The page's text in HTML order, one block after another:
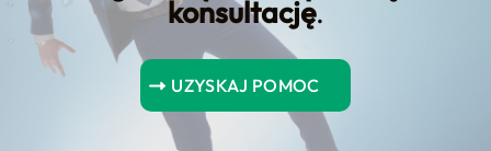
konsultację.
UZYSKAJ POMOC
konsumencka od kiedy obowiązuje? Ta
podstrona została przebudowana jako
landing sprzedażowy: jasno pokazuje